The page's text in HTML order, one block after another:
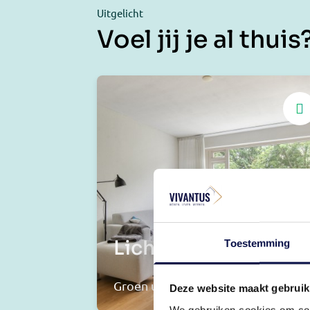
Toestemming
Deze website maakt
Uitgelicht
Voel jij je al
Licht wonen
Groen uitzicht